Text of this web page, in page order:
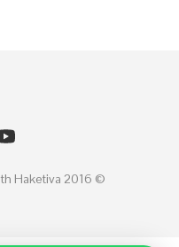
© Beth Haketiva 2016 -